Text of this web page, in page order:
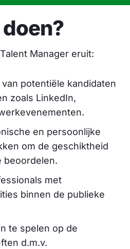
Manager eruit:
potentiële kandidaten
zoals LinkedIn,
en persoonlijke
om de geschiktheid
beoordelen.​
met
binnen de publieke
te spelen op de
d.m.v.